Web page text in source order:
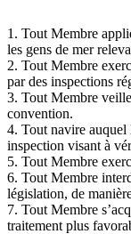
1. Tout Membre
les gens de mer
2. Tout Membre
par des inspections
3. Tout Membre
convention.
4. Tout navire auquel
inspection visant à
5. Tout Membre
6. Tout Membre
législation, de
7. Tout Membre
traitement plus